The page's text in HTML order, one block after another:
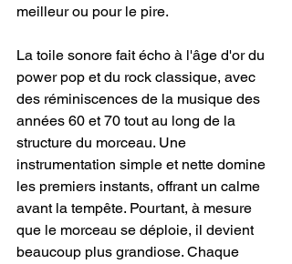
meilleur ou pour le pire.
La toile sonore fait écho à l'âge d'or du
power pop et du rock classique, avec
des réminiscences de la musique des
années 60 et 70 tout au long de la
structure du morceau. Une
instrumentation simple et nette domine
les premiers instants, offrant un calme
avant la tempête. Pourtant, à mesure
que le morceau se déploie, il devient
beaucoup plus grandiose. Chaque